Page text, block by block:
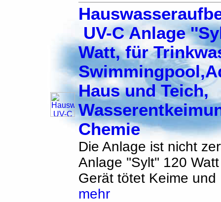
UV-C Anlage
Watt, für
Haus und Teich,
Chemie
Die Anlage ist nicht
Anlage ''Sylt'' 120
Gerät tötet Keime und
mehr